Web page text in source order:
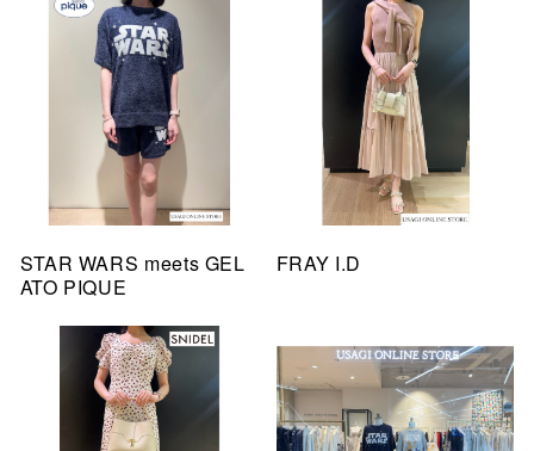
STAR WARS meets GEL
ATO PIQUE
FRAY I.D